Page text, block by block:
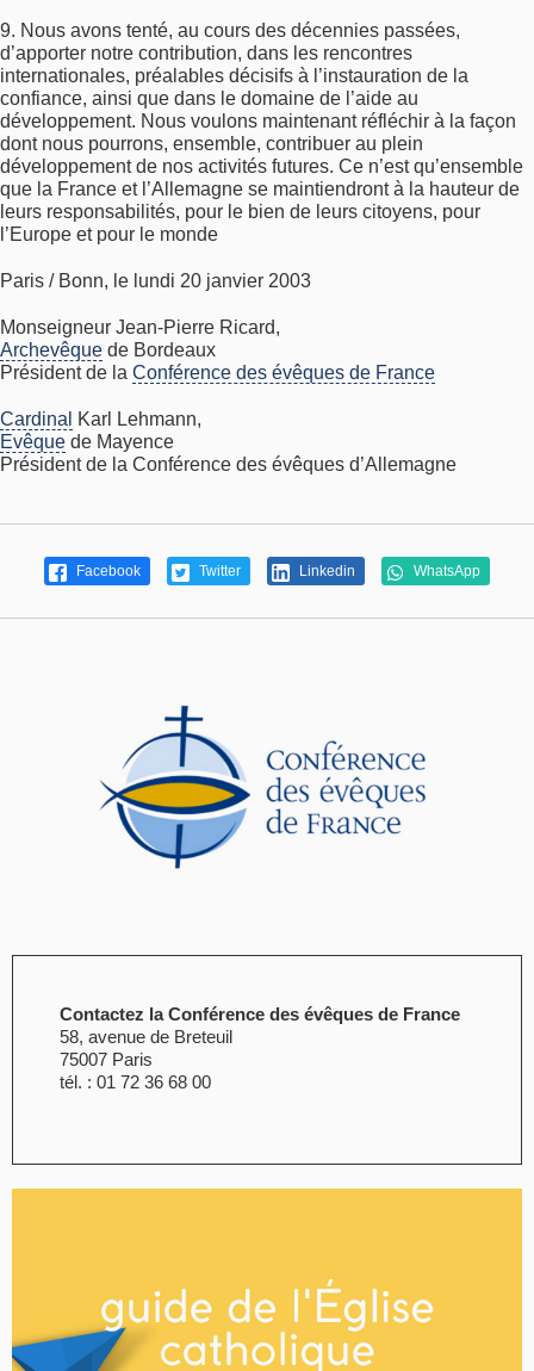
9. Nous avons tenté, au cours des décennies passées,
d’apporter notre contribution, dans les rencontres
internationales, préalables décisifs à l’instauration de la
confiance, ainsi que dans le domaine de l’aide au
développement. Nous voulons maintenant réfléchir à la façon
dont nous pourrons, ensemble, contribuer au plein
développement de nos activités futures. Ce n’est qu’ensemble
que la France et l’Allemagne se maintiendront à la hauteur de
leurs responsabilités, pour le bien de leurs citoyens, pour
l’Europe et pour le monde
Paris / Bonn, le lundi 20 janvier 2003
Monseigneur Jean-Pierre Ricard,
Archevêque de Bordeaux
Président de la Conférence des évêques de France
Cardinal Karl Lehmann,
Evêque de Mayence
Président de la Conférence des évêques d’Allemagne
Facebook Twitter Linkedin WhatsApp
Contactez la Conférence des évêques de France
58, avenue de Breteuil
75007 Paris
tél. : 01 72 36 68 00